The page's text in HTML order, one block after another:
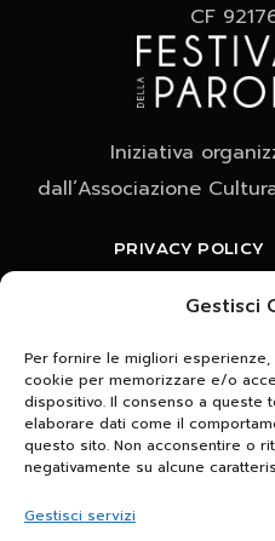
Gestisci
Per fornire le migliori
cookie per memorizzare e/o
dispositivo. Il consenso a queste
elaborare dati come il
questo sito. Non acconsentire o
negativamente su alcune
Gestisci servizi
CF
Iniziativa
dall’Associazione
PRIVACY POLICY